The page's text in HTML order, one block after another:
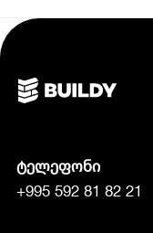
ტელეფონი
+995 592 81 82 21